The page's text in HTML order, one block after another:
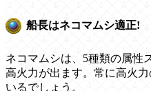
船長はネコマムシ適正!
ネコマムシは、5種類の属性
高火力が出ます。常に高火
いるでしょう。